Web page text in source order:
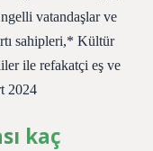
vatandaşlar ve
sahipleri,* Kültür
ile refakatçi eş ve
2024
kaç